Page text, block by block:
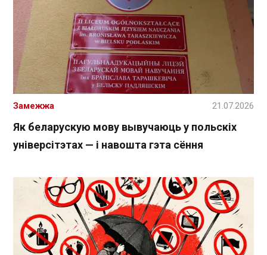
Як беларускую мову вывучаюць у польскіх
універсітэтах — і навошта гэта сёння
Замежжа 21.07.2026